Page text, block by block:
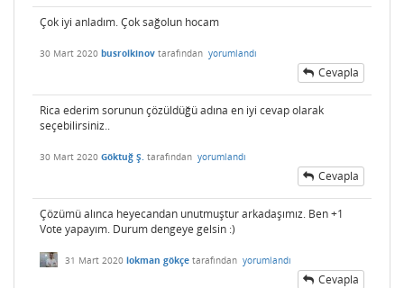
Çok iyi anladım. Çok sağolun hocam
30 Mart 2020 busrolkinov tarafından yorumlandı
Cevapla
Rica ederim sorunun çözüldüğü adına en iyi cevap olarak
seçebilirsiniz..
30 Mart 2020 Göktuğ Ş. tarafından yorumlandı
Cevapla
Çözümü alınca heyecandan unutmuştur arkadaşımız. Ben +1
Vote yapayım. Durum dengeye gelsin :)
31 Mart 2020 lokman gökçe tarafından yorumlandı
Cevapla